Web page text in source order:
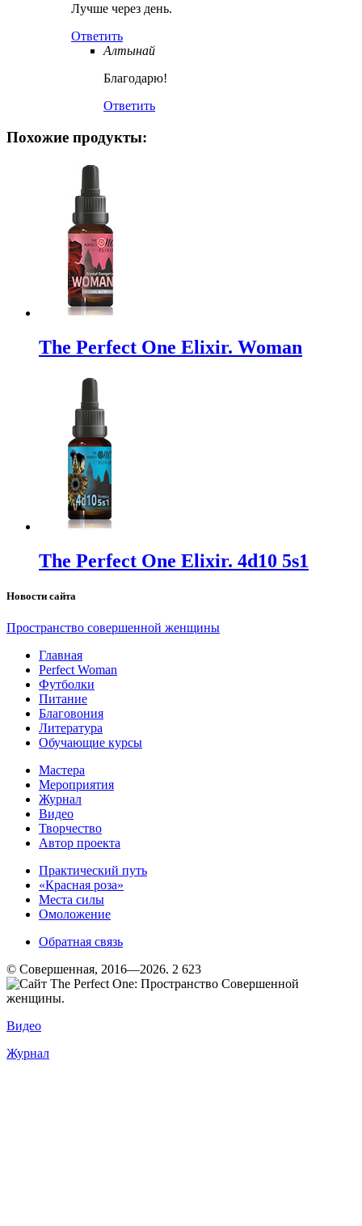
Лучше через день.
Ответить
Алтынай
Благодарю!
Ответить
Похожие продукты:
The Perfect One Elixir. Woman
The Perfect One Elixir. 4d10 5s1
Новости сайта
Пространство совершенной женщины
Главная
Perfect Woman
Футболки
Питание
Благовония
Литература
Обучающие курсы
Мастера
Мероприятия
Журнал
Видео
Творчество
Автор проекта
Практический путь
«Красная роза»
Места силы
Омоложение
Обратная связь
© Совершенная, 2016—2026. 2 623
Видео
Журнал